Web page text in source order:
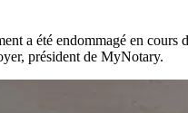
a été endommagé en
président de MyNotary.